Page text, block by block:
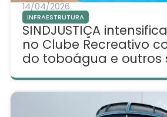
14/04/2026
INFRAESTRUTURA
SINDJUSTIÇA
no Clube Recreativo
do toboágua e outros